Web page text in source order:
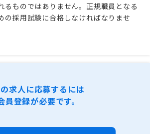
るものではありません。正規職員となる
の採用試験に合格しなければなりませ
求人に応募するには
員登録が必要です。